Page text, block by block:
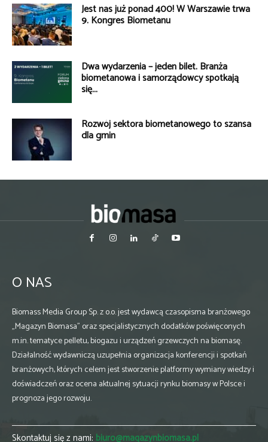
Jest nas już ponad 400! W Warszawie trwa
9. Kongres Biometanu
Dwa wydarzenia – jeden bilet. Branża
biometanowa i samorządowcy spotkają
się...
Rozwój sektora biometanowego to szansa
dla gmin
O NAS
Biomass Media Group Sp. z o.o. jest wydawcą czasopisma branżowego
„Magazyn Biomasa” oraz specjalistycznych dodatków poświęconych
m.in. tematyce pelletu, biogazu i urządzeń grzewczych na biomasę.
Działalność wydawniczą uzupełnia organizacja konferencji i spotkań
branżowych, których celem jest stworzenie platformy wymiany wiedzy i
doświadczeń oraz ocena aktualnej sytuacji rynku biomasy w Polsce i
prognoza jego rozwoju.
Skontaktuj się z nami: biuro@magazynbiomasa.pl